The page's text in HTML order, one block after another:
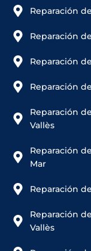
Reparación
Reparación
Reparación
Reparación
Reparación
Vallès
Reparación
Mar
Reparación
Reparación
Vallès